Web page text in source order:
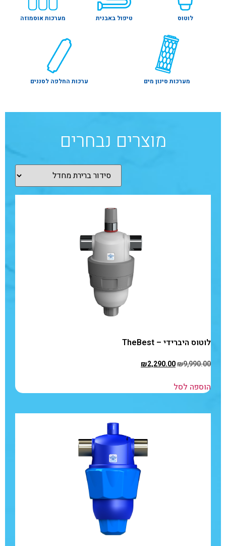
לוטוס טיפול באבנית מערכות אוסמוזה
מערכות סינון מים ערכות החלפה לסננים
מוצרים נבחרים
לוטוס היברידי – TheBest
₪9,990.00
₪2,290.00
הוספה לסל